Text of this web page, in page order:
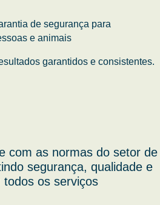
de segurança para
e animais
garantidos e consistentes.
com as normas do setor de
segurança, qualidade e
todos os serviços